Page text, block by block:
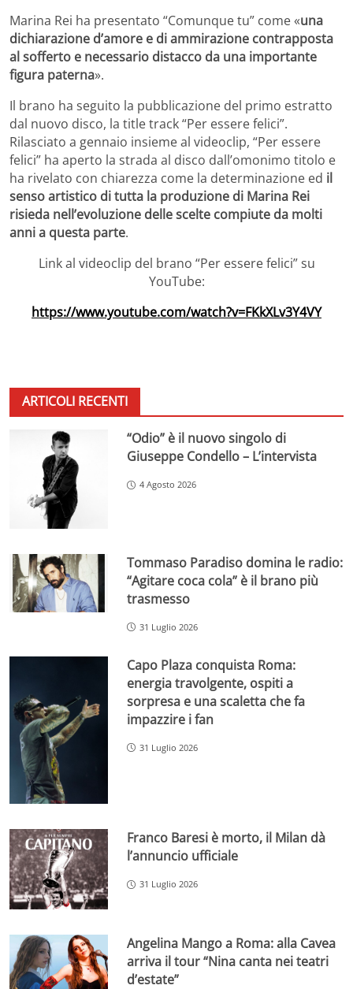
Marina Rei ha presentato “Comunque tu” come «una
dichiarazione d’amore e di ammirazione contrapposta
al sofferto e necessario distacco da una importante
figura paterna».
Il brano ha seguito la pubblicazione del primo estratto
dal nuovo disco, la title track “Per essere felici”.
Rilasciato a gennaio insieme al videoclip, “Per essere
felici” ha aperto la strada al disco dall’omonimo titolo e
ha rivelato con chiarezza come la determinazione ed il
senso artistico di tutta la produzione di Marina Rei
risieda nell’evoluzione delle scelte compiute da molti
anni a questa parte.
Link al videoclip del brano “Per essere felici” su
YouTube:
https://www.youtube.com/watch?v=FKkXLv3Y4VY
ARTICOLI RECENTI
“Odio” è il nuovo singolo di
Giuseppe Condello – L’intervista
4 Agosto 2026
Tommaso Paradiso domina le radio:
“Agitare coca cola” è il brano più
trasmesso
31 Luglio 2026
Capo Plaza conquista Roma:
energia travolgente, ospiti a
sorpresa e una scaletta che fa
impazzire i fan
31 Luglio 2026
Franco Baresi è morto, il Milan dà
l’annuncio ufficiale
31 Luglio 2026
Angelina Mango a Roma: alla Cavea
arriva il tour “Nina canta nei teatri
d’estate”